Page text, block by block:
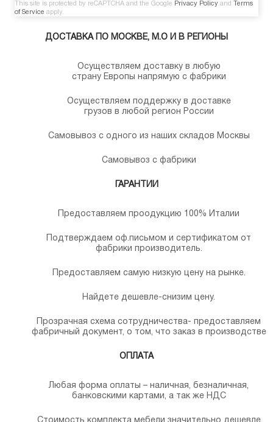
This site is protected by reCAPTCHA and the Google Privacy Policy and
Terms
of Service apply.
ДОСТАВКА ПО МОСКВЕ, М.О И В РЕГИОНЫ
Осуществляем доставку в любую
страну Европы напрямую с фабрики
Осуществляем поддержку в доставке
грузов в любой регион России
Самовывоз с одного из наших складов Москвы
Самовывоз с фабрики
ГАРАНТИИ
Предоставляем проодукцию 100% Италии
Подтверждаем оф.письмом и сертификатом от
фабрики производитель.
Предоставляем самую низкую цену на рынке.
Найдете дешевле-снизим цену.
Прозрачная схема сотрудничества- предоставляем
фабричный документ, о том, что заказ в производстве
ОПЛАТА
Любая форма оплаты – наличная, безналичная,
банковскими картами, а так же НДС